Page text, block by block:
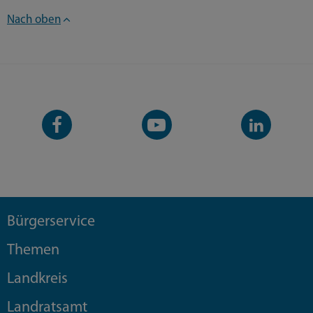
Nach oben
Facebook-
Seite
YouTube-
Kanal
LinkedIn-
Kanal
Bürgerservice
Themen
Landkreis
Landratsamt